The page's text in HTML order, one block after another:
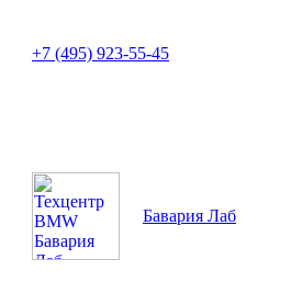
+7 (495) 923-55-45
Бавария Лаб